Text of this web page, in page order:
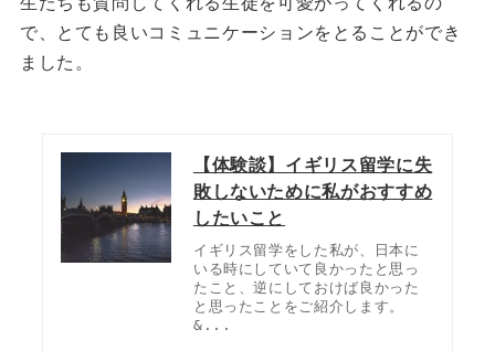
で、とても良いコミュニケーションをとることができ
ました。
【体験談】イギリス留学に失
敗しないために私がおすすめ
したいこと
イギリス留学をした私が、日本に
いる時にしていて良かったと思っ
たこと、逆にしておけば良かった
と思ったことをご紹介します。
&...